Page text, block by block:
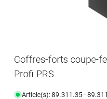
Coffres-forts coupe-
Profi PRS
Article(s): 89.311.35 -